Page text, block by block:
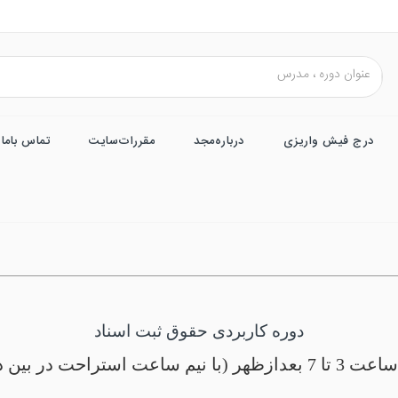
درج فیش واریزی درباره‌مجد مقررات‌سایت تماس باما
دوره کاربردی حقوق ثبت اسناد
می شود.